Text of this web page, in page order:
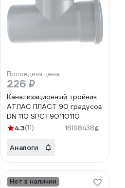
Последняя цена
226 ₽
Канализационный тройник
АТЛАС ПЛАСТ 90 градусов
DN 110 SPCT90110110
4.3(11) 16198438
Аналоги
Нет в наличии